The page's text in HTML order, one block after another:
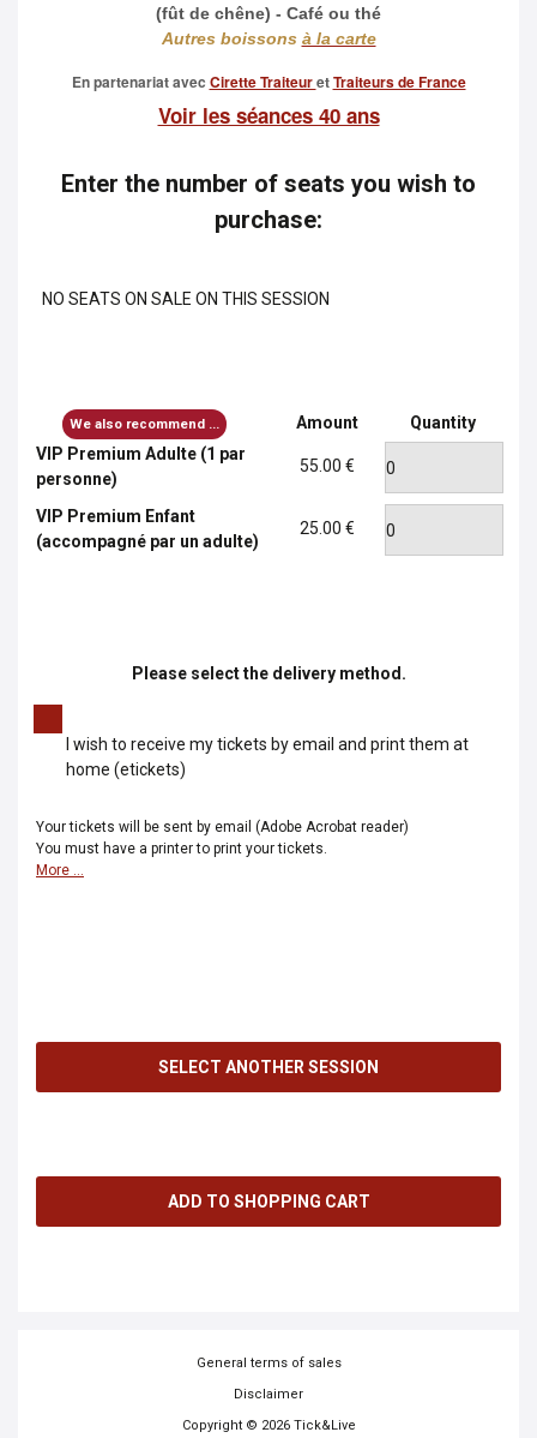
(fût de chêne) - Café ou thé
Autres boissons à la carte
En partenariat avec Cirette TraiteuretTraiteurs de France
Voir les séances 40 ans
Enter the number of seats you wish to
purchase:
NO SEATS ON SALE ON THIS SESSION
We also recommend ... Amount
Quantity
VIP Premium Adulte (1 par
personne)
55.00 €
VIP Premium Enfant
(accompagné par un adulte)
25.00 €
Please select the delivery method.
I wish to receive my tickets by email and print them at
home (etickets)
Your tickets will be sent by email (Adobe Acrobat reader)
You must have a printer to print your tickets.
More ...
General terms of sales
Disclaimer
Copyright © 2026 Tick&Live